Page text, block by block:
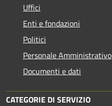
Uffici
Enti e fondazioni
Politici
Personale Amministrativo
Documenti e dati
CATEGORIE DI SERVIZIO